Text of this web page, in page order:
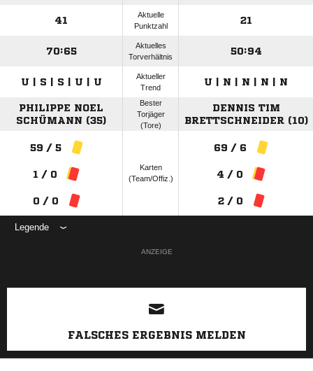
41
Aktuelle
Punktzahl
21
70:65
Aktuelles
Torverhältnis
50:94
U | S | S | U | U
Aktueller
Trend
U | N | N | N | N
PHILIPPE NOEL
SCHÜMANN (35)
Bester
Torjäger
(Tore)
DENNIS TIM
BRETTSCHNEIDER (10)
59 / 5
1 / 0
0 / 0
Karten
(Team/Offiz.)
69 / 6
4 / 0
2 / 0
Legende
ANZEIGE
FALSCHES ERGEBNIS MELDEN